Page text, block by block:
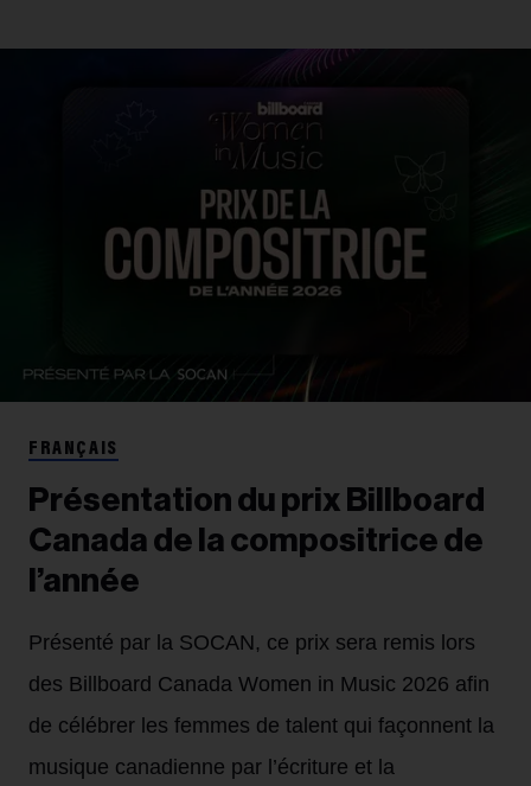
FRANÇAIS
Présentation du prix Billboard
Canada de la compositrice de
l’année
Présenté par la SOCAN, ce prix sera remis lors
des Billboard Canada Women in Music 2026 afin
de célébrer les femmes de talent qui façonnent la
musique canadienne par l’écriture et la